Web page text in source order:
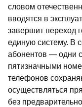
словом
вводятся в
завершит переход
единую систему. В
абонентов — одни
пятизначными
телефонов
осуществляться
без